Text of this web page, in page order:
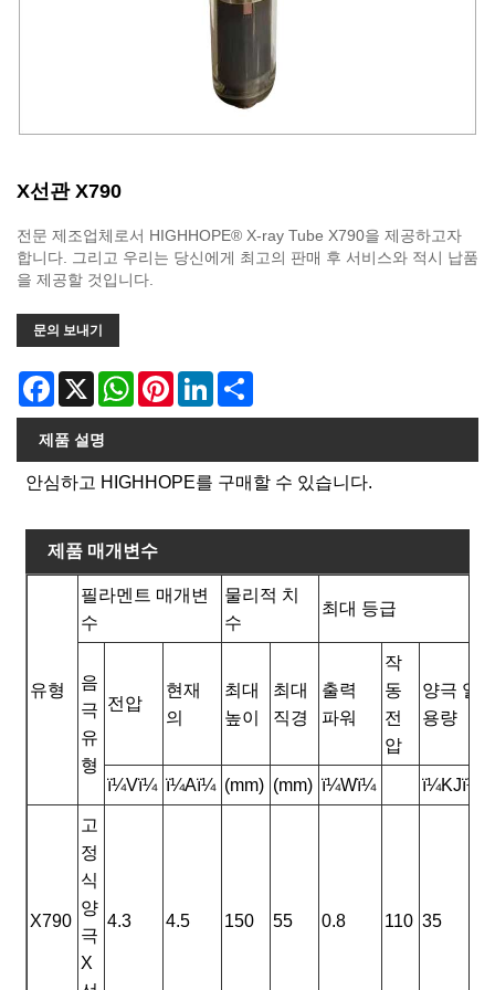
X선관 X790
전문 제조업체로서 HIGHHOPE® X-ray Tube X790을 제공하고자
합니다. 그리고 우리는 당신에게 최고의 판매 후 서비스와 적시 납품
을 제공할 것입니다.
문의 보내기
Facebook
X WhatsAppPinterestLinkedIn
제품 설명
안심하고 HIGHHOPE를 구매할 수 있습니다.
제품 매개변수
유형
필라멘트 매개변
수
물리적 치
수
최대 등급
음
극
유
형
전압
현재
의
최대
높이
최대
직경
출력
파워
작
동
전
압
양극 열
용량
ï¼Vï¼ ï¼Aï¼ (mm) (mm) ï¼Wï¼ ï¼KJï¼
X790
고
정
식
양
극
X
4.3 4.5 150 55 0.8 110 35